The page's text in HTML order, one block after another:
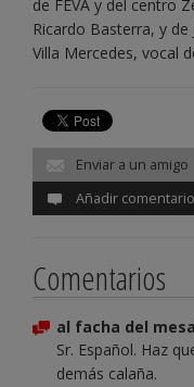
de FEVA y del centro
Ricardo Basterra, y
Villa Mercedes, vocal
Enviar a un amigo
Añadir comentario
Comentarios
al facha del
Sr. Español. Haz
demás calaña.